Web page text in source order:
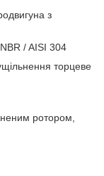
з
/ AISI 304
торцеве
ротором,